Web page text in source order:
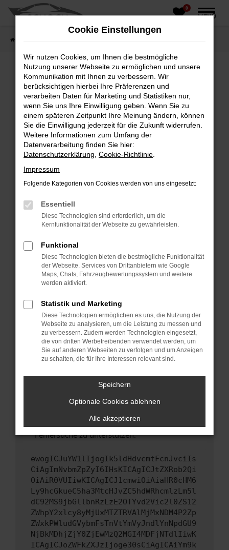
Zum
0
MENÜ
Fehler: Network Error
Beim Laden ist ein Fehler aufgetreten.
Hier sind ein paar Tipps, die dir helfen können:
Überprüfe deine Firewall und deine
Internetverbindung.
Laden andere Webseiten, zum Beispiel deine
Suchmaschine?
Prüfe deine Browsererweiterungen.
können das Laden bestimmter Seiten
verhindern. Funktioniert die Seite in einem
Fenster?
Starte dein Gerät neu.
Das kann manchmal helfen, vorübergehende
Probleme zu beheben.
Betriebssystem auf dem neuesten Stand
sind.
Veraltete Software birgt nicht nur ein
Sicherheitsrisiko, sondern kann auch dazu
führen, dass bestimmte Funktionen nicht mehr
unterstützt werden.
Wende dich an den Webseitenbetreiber.
Wenn du alle oben genannten Schritte versucht
hast, kontaktiere uns bitte. Wir werden
uns diesen Text schicken, um uns bei der
Fehlersuche zu unterstützen:
ewogICJuYW1lIjogIk5ldHdvcmtFcnJvciIs
CiAgImNvbmZpZyI6IHsKICAgICJtZXRob2Qi
OiAiR0VUIiwKICAgICJ1cmwiOiAiaHR0cHM6
Ly9hcGkueC5ha3MtcHJvZC5hdWRhcmlzLm5l
dC92MS9jbGllbnRzLzE2OTYvd2Vic2l0ZS12
ZWhpY2xlcy8yMjUxMTZTRVAlMjMxNDM4P2Zp
ZWxkPWludGVybmFsTnVtYmVyJndlYnNpdGU9
NjBkMDhjZjY0ZjEwMzQ2MGI4MDFjNTdlIiwK
ICAgICJoZWFkZXJzIjoge30sCiAgICAiYm9k
Cookie Einstellungen
Wir nutzen Cookies, um Ihnen die bestmögliche
Nutzung unserer Webseite zu ermöglichen und unsere
Kommunikation mit Ihnen zu verbessern. Wir
berücksichtigen hierbei Ihre Präferenzen und
verarbeiten Daten für Marketing und Statistiken nur,
wenn Sie uns Ihre Einwilligung geben. Wenn Sie zu
einem späteren Zeitpunkt Ihre Meinung ändern, können
Sie die Einwilligung jederzeit für die Zukunft widerrufen.
Weitere Informationen zum Umfang der
Datenverarbeitung finden Sie hier:
Datenschutzerklärung Cookie-Richtlinie
Impressum
Folgende Kategorien von Cookies werden von uns eingesetzt:
Essentiell
Diese Technologien sind erforderlich, um die
Kernfunktionalität der Webseite zu gewährleisten.
Funktional
Diese Technologien bieten die bestmögliche Funktionalität
der Webseite. Services von Drittanbietern wie Google
Maps, Chats, Fahrzeugbewertungssystem und weitere
werden aktiviert.
Statistik und Marketing
Diese Technologien ermöglichen es uns, die Nutzung der
Webseite zu analysieren, um die Leistung zu messen und
zu verbessern. Zudem werden Technologien eingesetzt,
die von dritten Werbetreibenden verwendet werden, um
Sie auf anderen Webseiten zu verfolgen und um Anzeigen
zu schalten, die für Ihre Interessen relevant sind.
Speichern
Optionale Cookies ablehnen
Alle akzeptieren